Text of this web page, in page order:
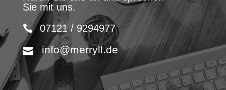
Sie mit uns.
07121 / 9294977
info@merryll.de